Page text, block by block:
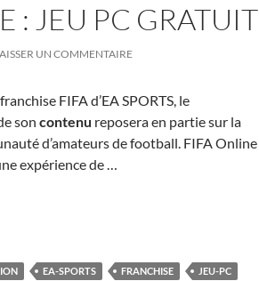
: JEU PC GRATUIT
UN COMMENTAIRE
FIFA d’EA SPORTS, le
son contenu reposera en partie sur la
d’amateurs de football. FIFA Online
expérience de …
EA-SPORTS FRANCHISE JEU-PC